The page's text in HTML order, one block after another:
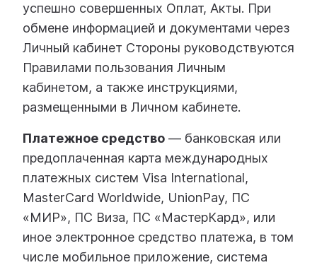
успешно совершенных Оплат, Акты. При
обмене информацией и документами через
Личный кабинет Стороны руководствуются
Правилами пользования Личным
кабинетом, а также инструкциями,
размещенными в Личном кабинете.
Платежное средство — банковская или
предоплаченная карта международных
платежных систем Visa International,
MasterCard Worldwide, UnionPay, ПС
«МИР», ПС Виза, ПС «МастерКард», или
иное электронное средство платежа, в том
числе мобильное приложение, система